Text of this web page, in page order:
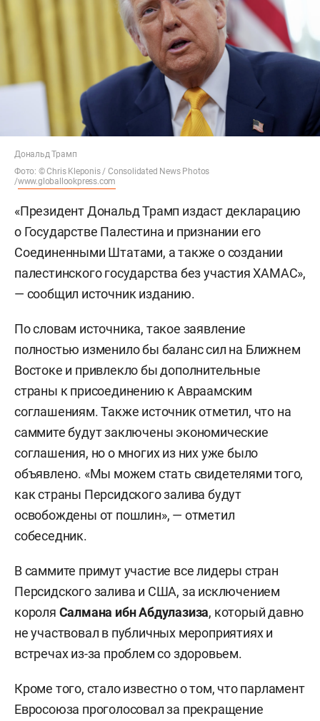
Дональд Трамп
Фото: © Chris Kleponis / Consolidated News Photos
/www.globallookpress.com
«Президент Дональд Трамп издаст декларацию
о Государстве Палестина и признании его
Соединенными Штатами, а также о создании
палестинского государства без участия ХАМАС»,
— сообщил источник изданию.
По словам источника, такое заявление
полностью изменило бы баланс сил на Ближнем
Востоке и привлекло бы дополнительные
страны к присоединению к Авраамским
соглашениям. Также источник отметил, что на
саммите будут заключены экономические
соглашения, но о многих из них уже было
объявлено. «Мы можем стать свидетелями того,
как страны Персидского залива будут
освобождены от пошлин», — отметил
собеседник.
В саммите примут участие все лидеры стран
Персидского залива и США, за исключением
короля Салмана ибн Абдулазиза, который давно
не участвовал в публичных мероприятиях и
встречах из-за проблем со здоровьем.
Кроме того, стало известно о том, что парламент
Евросоюза проголосовал за прекращение